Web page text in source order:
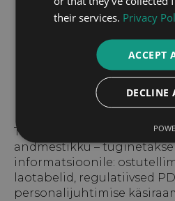
tõestatud.
Prognoositavalt ≈280
vabastatakse
väärtuslikumale tööle
täistööajaga töötajale.
Üks ühtne
kinnitasid kõik
Tähtis on, et
andmestikku –
informatsioonile:
laotabelid, regulatiivsed
personalijuhtimise
their services. Privacy
ACCEPT
DECLINE